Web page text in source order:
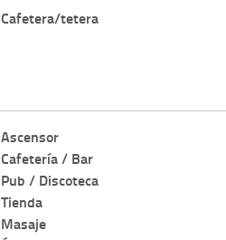
Cafetera/tetera
Ascensor
Cafetería / Bar
Pub / Discoteca
Tienda
Masaje